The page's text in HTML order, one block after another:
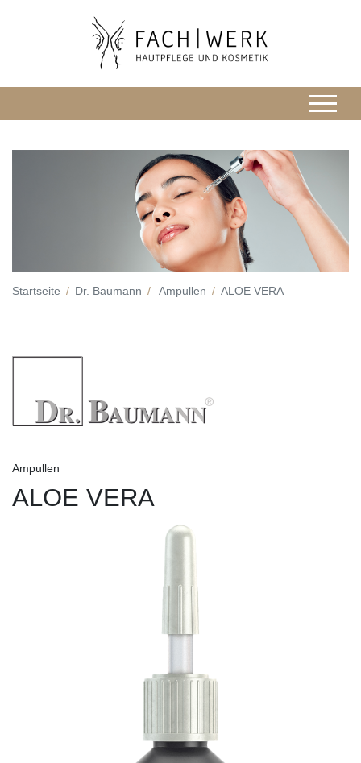
Startseite Dr. Baumann Ampullen ALOE VERA
Ampullen
ALOE VERA